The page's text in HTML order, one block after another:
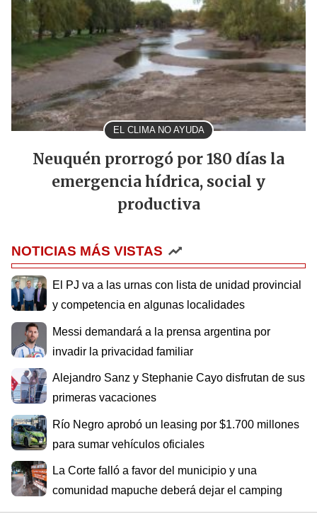
EL CLIMA NO AYUDA
Neuquén prorrogó por 180 días la
emergencia hídrica, social y
productiva
NOTICIAS MÁS VISTAS
El PJ va a las urnas con lista de unidad provincial
y competencia en algunas localidades
Messi demandará a la prensa argentina por
invadir la privacidad familiar
Alejandro Sanz y Stephanie Cayo disfrutan de sus
primeras vacaciones
Río Negro aprobó un leasing por $1.700 millones
para sumar vehículos oficiales
La Corte falló a favor del municipio y una
comunidad mapuche deberá dejar el camping